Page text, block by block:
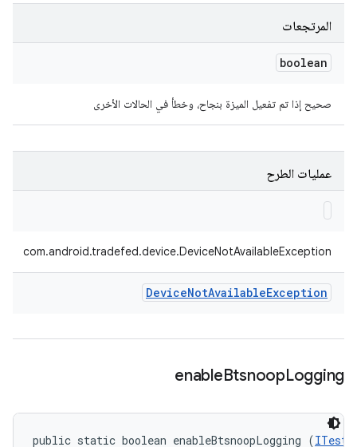
المرتجعات
boolean
صحيح إذا تم تفعيل الميزة بنجاح، وخطأ في الحالات الأخرى
عمليات الطرح
com.android.tradefed.device.DeviceNotAvailableException
DeviceNotAvailableException
enableBtsnoopLogging
public static boolean enableBtsnoopLogging (